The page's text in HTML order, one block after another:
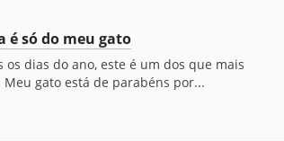
é só do meu gato
os dias do ano, este é um dos que mais
Meu gato está de parabéns por...